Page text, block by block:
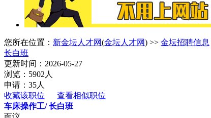
您所在位置： 新金坛人才网(金坛人才网) >> 金坛招聘信息
长白班
更新时间：2026-05-27
浏览：5902人
申请：35人
收藏该职位
查看相似职位
车床操作工/ 长白班